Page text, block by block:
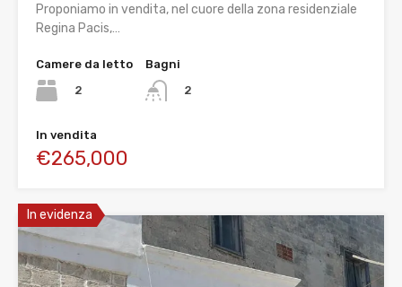
Proponiamo in vendita, nel cuore della zona residenziale
Regina Pacis,…
Camere da letto
2
Bagni
2
In vendita
€265,000
In evidenza